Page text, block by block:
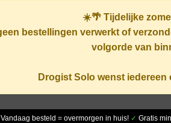
☀️🌴 Tijdelijke
bestellingen verwerkt of
volgorde van
Drogist Solo wenst
Vandaag besteld = overmorgen in huis! ✓ Gratis